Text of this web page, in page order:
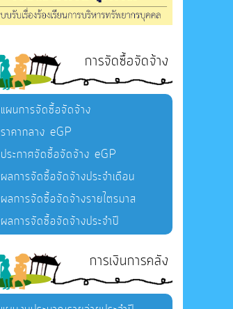
การจัดซื้อจัดจ้าง
แผนการจัดซื้อจัดจ้าง
ราคากลาง eGP
ประกาศจัดซื้อจัดจ้าง eGP
ผลการจัดซื้อจัดจ้างประจำเดือน
ผลการจัดซื้อจัดจ้างรายไตรมาส
ผลการจัดซื้อจัดจ้างประจำปี
การเงินการคลัง